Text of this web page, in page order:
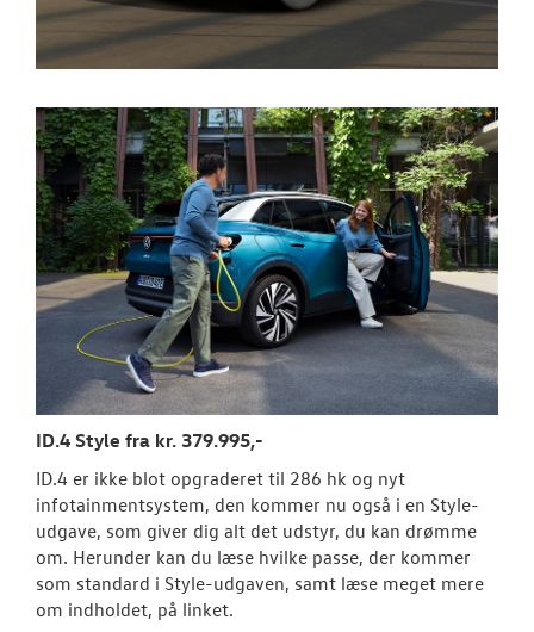
ID.4 Style fra kr. 379.995,-
ID.4 er ikke blot opgraderet til 286 hk og nyt
infotainmentsystem, den kommer nu også i en Style-
udgave, som giver dig alt det udstyr, du kan drømme
om. Herunder kan du læse hvilke passe, der kommer
som standard i Style-udgaven, samt læse meget mere
om indholdet, på linket.